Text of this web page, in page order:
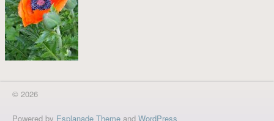
© 2026
Powered by Esplanade Theme and WordPress